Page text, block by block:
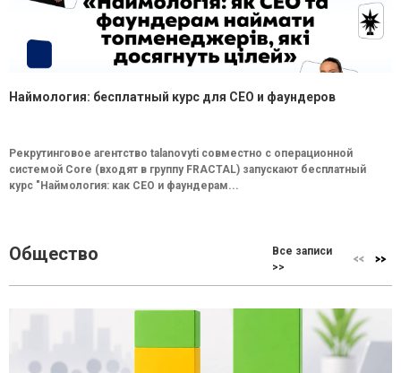
Наймология: бесплатный курс для CEO и фаундеров
Рекрутинговое агентство talanovyti совместно с операционной
системой Core (входят в группу FRACTAL) запускают бесплатный
курс "Наймология: как СEO и фаундерам...
Общество
Все записи
>>